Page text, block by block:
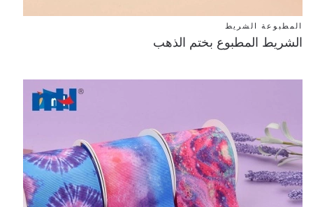
المطبوعة الشريط
الشريط المطبوع بختم الذهب